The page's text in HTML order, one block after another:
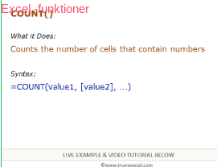
Excel -funktioner